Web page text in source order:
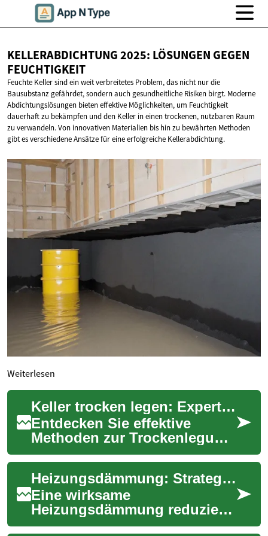
KELLERABDICHTUNG 2025: LÖSUNGEN GEGEN
FEUCHTIGKEIT
Feuchte Keller sind ein weit verbreitetes Problem, das nicht nur die
Bausubstanz gefährdet, sondern auch gesundheitliche Risiken birgt. Moderne
Abdichtungslösungen bieten effektive Möglichkeiten, um Feuchtigkeit
dauerhaft zu bekämpfen und den Keller in einen trockenen, nutzbaren Raum
zu verwandeln. Von innovativen Materialien bis hin zu bewährten Methoden
gibt es verschiedene Ansätze für eine erfolgreiche Kellerabdichtung.
Weiterlesen
Keller trocken legen: Expertentipps für gesunde Räume
Entdecken Sie effektive
Methoden zur Trockenlegung
Ihres Kellers und schaffen Sie
ein gesundes Wohnumfeld.
Unser umfa...
Heizungsdämmung: Strategien gegen Feuchtigkeit im Haus
Eine wirksame
Heizungsdämmung reduziert
Wärmeverluste und